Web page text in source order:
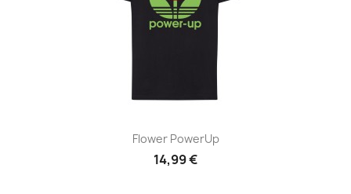
Flower PowerUp
14,99 €